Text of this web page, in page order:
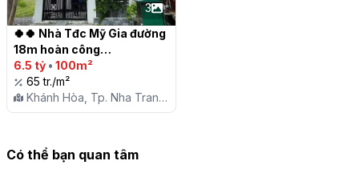
3
🍀🍀 Nhà Tđc Mỹ Gia đường
18m hoàn công
6.5 tỷ • 100m²
65 tr./m²
Khánh Hòa, Tp. Nha Trang,
X. Vĩnh Thái
Có thể bạn quan tâm